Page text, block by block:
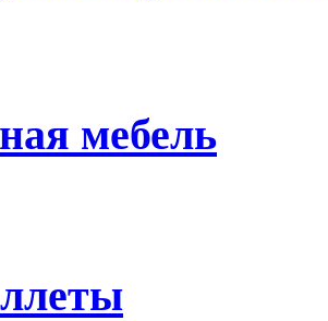
мебель